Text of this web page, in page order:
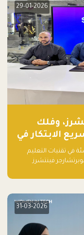
29-01-2026
وفلك
الابتكار في
في تقنيات التعليم
فينتشرز
31-03-2026